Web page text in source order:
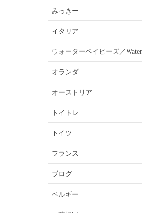
みっきー
イタリア
ウォーターベイビーズ／
オランダ
オーストリア
トイトレ
ドイツ
フランス
ブログ
ベルギー